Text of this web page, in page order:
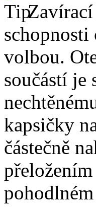
Zavírací
volbou.
součástí je
kapsičky
částečně